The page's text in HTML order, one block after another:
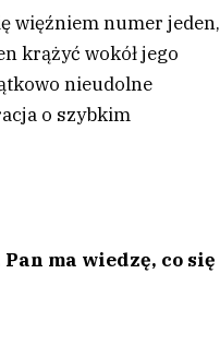
więźniem numer jeden,
krążyć wokół jego
nieudolne
o szybkim
ma wiedzę, co się